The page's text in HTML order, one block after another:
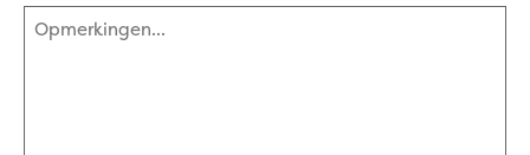
Opmerkingen
(Vereist)